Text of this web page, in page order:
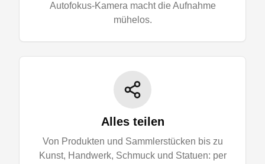
Autofokus-Kamera macht die Aufnahme
mühelos.
Alles teilen
Von Produkten und Sammlerstücken bis zu
Kunst, Handwerk, Schmuck und Statuen: per